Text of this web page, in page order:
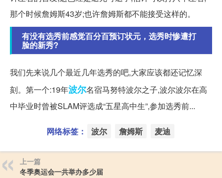
那个时候詹姆斯43岁;也许詹姆斯都不能接受这样的。
有没有选秀前感觉百分百预订状元，选秀时惨遭打
脸的新秀?
我们先来说几个最近几年选秀的吧,大家应该都还记忆深
刻。第一个:19年波尔名宿马努特波尔之子,波尔波尔在高
中毕业时曾被SLAM评选成“五星高中生”,参加选秀前...
网络标签： 波尔 詹姆斯 麦迪
上一篇
冬季奥运会一共举办多少届